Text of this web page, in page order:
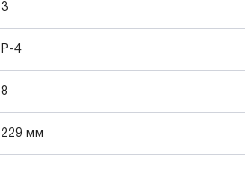
3
P-4
8
229 мм